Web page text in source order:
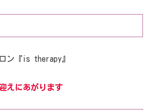
ン『is therapy』
えにあがります